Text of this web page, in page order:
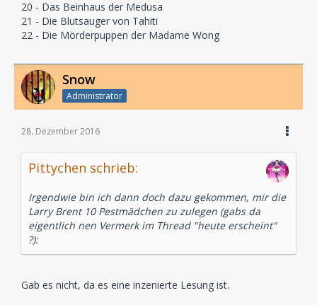
20 - Das Beinhaus der Medusa
21 - Die Blutsauger von Tahiti
22 - Die Mörderpuppen der Madame Wong
Snow
Administrator
28. Dezember 2016
Pittychen schrieb:
Irgendwie bin ich dann doch dazu gekommen, mir die
Larry Brent 10 Pestmädchen zu zulegen (gabs da
eigentlich nen Vermerk im Thread "heute erscheint"
?):
Gab es nicht, da es eine inzenierte Lesung ist.